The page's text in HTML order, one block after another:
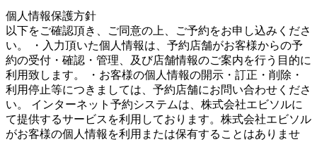
個人情報保護方針
以下をご確認頂き、ご同意の上、ご予約をお申し込みくださ
い。 ・入力頂いた個人情報は、予約店舗がお客様からの予
約の受付・確認・管理、及び店舗情報のご案内を行う目的に
利用致します。 ・お客様の個人情報の開示・訂正・削除・
利用停止等につきましては、予約店舗にお問い合わせくださ
い。 インターネット予約システムは、株式会社エビソルに
て提供するサービスを利用しております。株式会社エビソル
がお客様の個人情報を利用または保有することはありませ